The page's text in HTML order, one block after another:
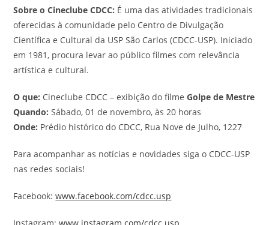
Sobre o Cineclube CDCC: É uma das atividades tradicionais
oferecidas à comunidade pelo Centro de Divulgação
Científica e Cultural da USP São Carlos (CDCC-USP). Iniciado
em 1981, procura levar ao público filmes com relevância
artística e cultural.
O que: Cineclube CDCC – exibição do filmeGolpe de Mestre
Quando: Sábado, 01 de novembro, às 20 horas
Onde: Prédio histórico do CDCC, Rua Nove de Julho, 1227
Para acompanhar as notícias e novidades siga o CDCC-USP
nas redes sociais!
Facebook:www.facebook.com/cdcc.usp